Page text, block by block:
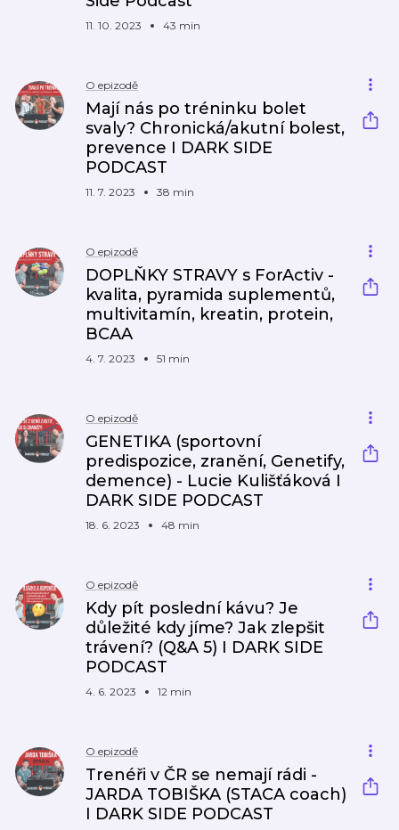
11. 10. 2023 43 min
O epizodě
Mají nás po tréninku bolet
svaly? Chronická/akutní bolest,
prevence I DARK SIDE
PODCAST
11. 7. 2023 38 min
O epizodě
DOPLŇKY STRAVY s ForActiv -
kvalita, pyramida suplementů,
multivitamín, kreatin, protein,
BCAA
4. 7. 2023 51 min
O epizodě
GENETIKA (sportovní
predispozice, zranění, Genetify,
demence) - Lucie Kulišťáková I
DARK SIDE PODCAST
18. 6. 2023 48 min
O epizodě
Kdy pít poslední kávu? Je
důležité kdy jíme? Jak zlepšit
trávení? (Q&A 5) I DARK SIDE
PODCAST
4. 6. 2023 12 min
O epizodě
Trenéři v ČR se nemají rádi -
JARDA TOBIŠKA (STACA coach)
I DARK SIDE PODCAST